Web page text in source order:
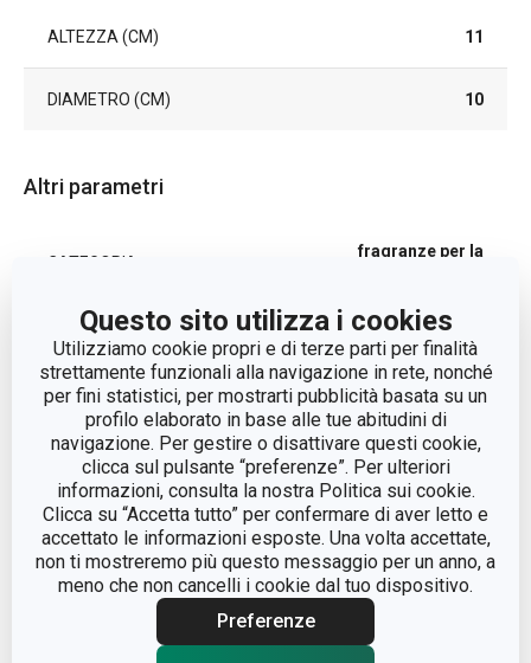
Questo sito utilizza i cookies
Utilizziamo cookie propri e di terze parti per finalità
strettamente funzionali alla navigazione in rete, nonché
per fini statistici, per mostrarti pubblicità basata su un
profilo elaborato in base alle tue abitudini di
navigazione. Per gestire o disattivare questi cookie,
clicca sul pulsante “preferenze”. Per ulteriori
informazioni, consulta la nostra Politica sui cookie.
Clicca su “Accetta tutto” per confermare di aver letto e
accettato le informazioni esposte. Una volta accettate,
non ti mostreremo più questo messaggio per un anno, a
meno che non cancelli i cookie dal tuo dispositivo.
Preferenze
ALTEZZA (CM) 11
DIAMETRO (CM) 10
Altri parametri
CATEGORIA
fragranze per la
LINEA DI PRODOTTO FANCY HOME
MATERIALE cera di paraffina
TIPO
candela
profumata
EAN 8595028495638
DURATA DELLA GARANZIA (IN